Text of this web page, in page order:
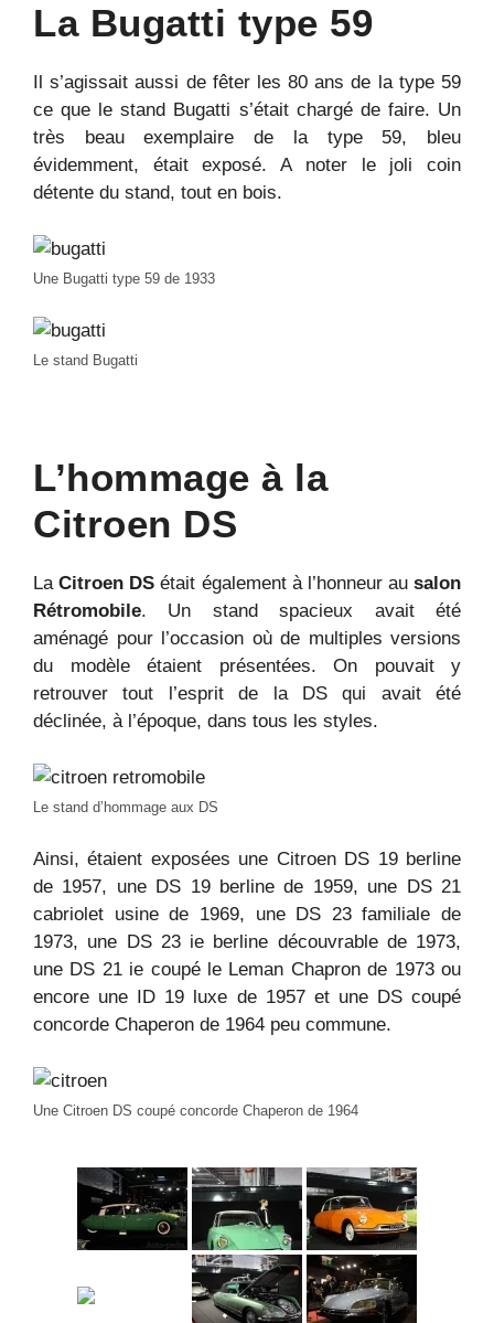
La Bugatti type 59
Il s’agissait aussi de fêter les 80 ans de la type 59
ce que le stand Bugatti s’était chargé de faire. Un
très beau exemplaire de la type 59, bleu
évidemment, était exposé. A noter le joli coin
détente du stand, tout en bois.
Une Bugatti type 59 de 1933
Le stand Bugatti
L’hommage à la
Citroen DS
LaCitroen DS était également à l’honneur au salon
Rétromobile. Un stand spacieux avait été
aménagé pour l’occasion où de multiples versions
du modèle étaient présentées. On pouvait y
retrouver tout l’esprit de la DS qui avait été
déclinée, à l’époque, dans tous les styles.
Le stand d’hommage aux DS
Ainsi, étaient exposées une Citroen DS 19 berline
de 1957, une DS 19 berline de 1959, une DS 21
cabriolet usine de 1969, une DS 23 familiale de
1973, une DS 23 ie berline découvrable de 1973,
une DS 21 ie coupé le Leman Chapron de 1973 ou
encore une ID 19 luxe de 1957 et une DS coupé
concorde Chaperon de 1964 peu commune.
Une Citroen DS coupé concorde Chaperon de 1964